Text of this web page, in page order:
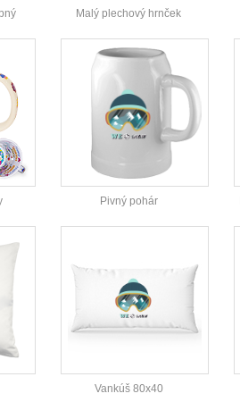
Malý plechový hrnček
Pivný pohár
Vankúš 80x40